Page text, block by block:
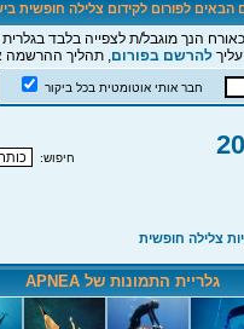
הבאים לפורום לקידום צלילה חופשית
הנך מוגבל/ת לצפייה בלבד
עליךלהרשם בפורום, תהליך ההרשמה
חבר אותי אוטומטית בכל ביקור
חיפוש:
צלילה חופשית
גלריית התמונות של APNEA